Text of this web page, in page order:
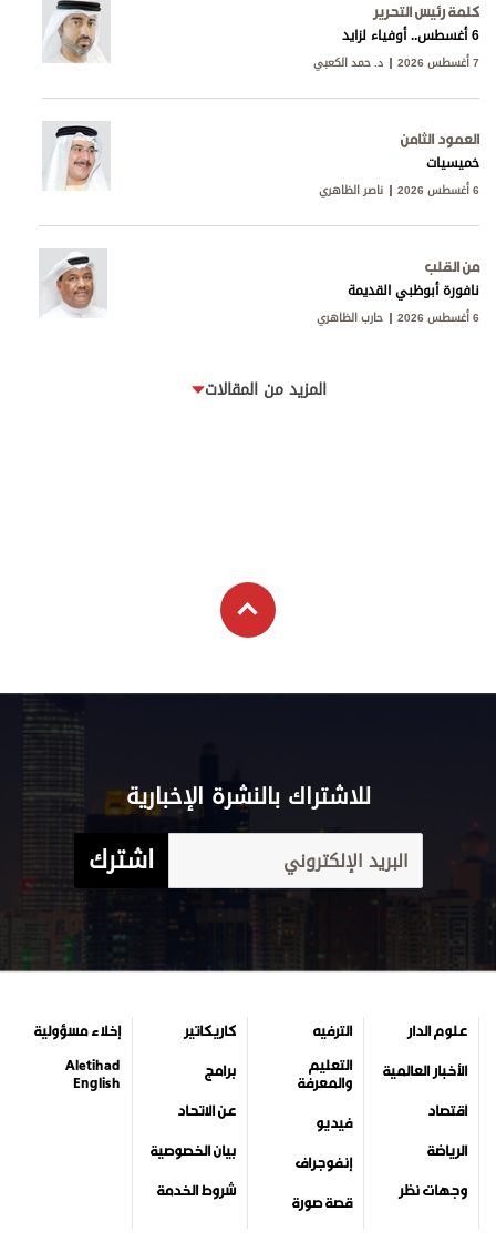
كلمة رئيس التحرير
6 أغسطس.. أوفياء لزايد
7 أغسطس 2026 د. حمد الكعبي
العمود الثامن
خميسيات
6 أغسطس 2026 ناصر الظاهري
من القلب
نافورة أبوظبي القديمة
6 أغسطس 2026 حارب الظاهري
المزيد من المقالات
للاشتراك بالنشرة الإخبارية
اشترك
علوم الدار
الأخبار العالمية
اقتصاد
الرياضة
وجهات نظر
الترفيه
التعليم
والمعرفة
فيديو
إنفوجراف
قصة صورة
كاريكاتير
برامج
عن الاتحاد
بيان الخصوصية
شروط الخدمة
إخلاء مسؤولية
Aletihad
English